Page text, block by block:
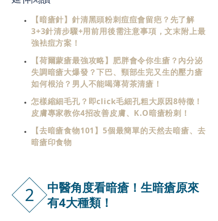
【暗瘡針】針清黑頭粉刺痘痘會留疤？先了解
3+3針清步驟+用前用後需注意事項，文末附上最
強袪痘方案！
【荷爾蒙瘡最強攻略】肥胖會令你生瘡？內分泌
失調暗瘡大爆發？下巴、頸部生完又生的壓力瘡
如何根治？男人不能喝薄荷茶清瘡！
怎樣縮細毛孔？即click毛細孔粗大原因8特徵！
皮膚專家教你4招改善皮膚、K.O暗瘡粉刺！
【去暗瘡食物101】5個最簡單的天然去暗瘡、去
暗瘡印食物
2
中醫角度看暗瘡！生暗瘡原來
有4大種類！